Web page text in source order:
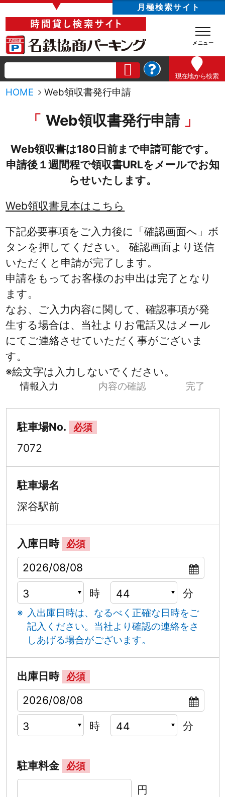
▼ 月極検索サイト
現在地から検索
HOME Web領収書発行申請
Web領収書発行申請
Web領収書は180日前まで申請可能です。
申請後１週間程で領収書URLをメールでお知
らせいたします。
Web領収書見本はこちら
下記必要事項をご入力後に「確認画面へ」ボ
タンを押してください。 確認画面より送信
いただくと申請が完了します。
申請をもってお客様のお申出は完了となり
ます。
なお、ご入力内容に関して、確認事項が発
生する場合は、当社よりお電話又はメール
にてご連絡させていただく事がございま
す。
※絵文字は入力しないでください。
情報入力 内容の確認 完了
駐車場No. 必須
7072
駐車場名
深谷駅前
入庫日時 必須
時 分
入出庫日時は、なるべく正確な日時をご
記入ください。 当社より確認の連絡をさ
しあげる場合がございます。
出庫日時 必須
時 分
駐車料金 必須
円